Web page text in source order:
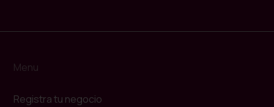
Menu
Registra tu negocio